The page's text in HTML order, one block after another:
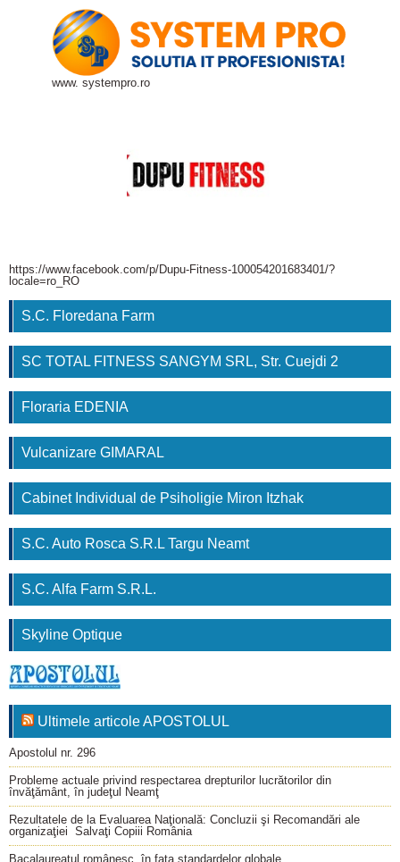
www. systempro.ro
https://www.facebook.com/p/Dupu-Fitness-100054201683401/?
locale=ro_RO
S.C. Floredana Farm
SC TOTAL FITNESS SANGYM SRL, Str. Cuejdi 2
Floraria EDENIA
Vulcanizare GIMARAL
Cabinet Individual de Psiholigie Miron Itzhak
S.C. Auto Rosca S.R.L Targu Neamt
S.C. Alfa Farm S.R.L.
Skyline Optique
Ultimele articole APOSTOLUL
Apostolul nr. 296
Probleme actuale privind respectarea drepturilor lucrătorilor din
învăţământ, în judeţul Neamţ
Rezultatele de la Evaluarea Naţională: Concluzii şi Recomandări ale
organizaţiei Salvaţi Copiii România
Bacalaureatul românesc, în faţa standardelor globale